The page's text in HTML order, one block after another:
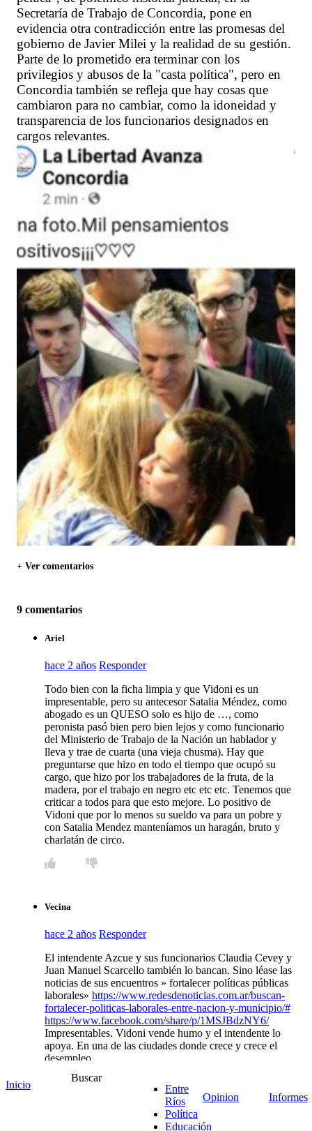
Secretaría de Trabajo de Concordia, pone en
evidencia otra contradicción entre las promesas del
gobierno de Javier Milei y la realidad de su gestión.
Parte de lo prometido era terminar con los
privilegios y abusos de la "casta política", pero en
Concordia también se refleja que hay cosas que
cambiaron para no cambiar, como la idoneidad y
transparencia de los funcionarios designados en
cargos relevantes.
+ Ver comentarios
9 comentarios
Ariel
hace 2 años Responder
Todo bien con la ficha limpia y que Vidoni es un
impresentable, pero su antecesor Satalia Méndez, como
abogado es un QUESO solo es hijo de …, como
peronista pasó bien pero bien lejos y como funcionario
del Ministerio de Trabajo de la Nación un hablador y
lleva y trae de cuarta (una vieja chusma). Hay que
preguntarse que hizo en todo el tiempo que ocupó su
cargo, que hizo por los trabajadores de la fruta, de la
madera, por el trabajo en negro etc etc etc. Tenemos que
criticar a todos para que esto mejore. Lo positivo de
Vidoni que por lo menos su sueldo va para un pobre y
con Satalia Mendez manteníamos un haragán, bruto y
charlatán de circo.
Vecina
hace 2 años Responder
El intendente Azcue y sus funcionarios Claudia Cevey y
Juan Manuel Scarcello también lo bancan. Sino léase las
noticias de sus encuentros » fortalecer políticas públicas
laborales» https://www.redesdenoticias.com.ar/buscan-
fortalecer-politicas-laborales-entre-nacion-y-municipio/#
https://www.facebook.com/share/p/1MSJBdzNY6/
Impresentables. Vidoni vende humo y el intendente lo
apoya. En una de las ciudades donde crece y crece el
desempleo.
Inicio
Buscar
Entre
Ríos
Política
Educación
Opinion Informes